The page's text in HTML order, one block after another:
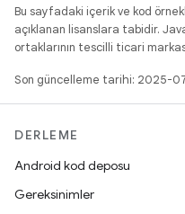
Bu sayfadaki içerik ve kod
açıklanan lisanslara tabidir.
ortaklarının tescilli ticari
Son güncelleme tarihi: 2025-
DERLEME
Android kod deposu
Gereksinimler